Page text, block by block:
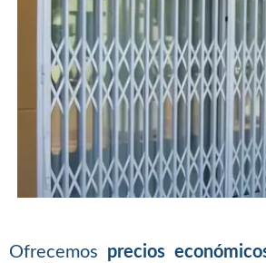
Ofrecemos precios